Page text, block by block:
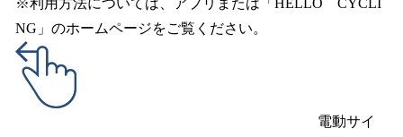
※利用方法については、アプリまたは「HELLO CYCLI
NG」のホームページをご覧ください。
電動サイ